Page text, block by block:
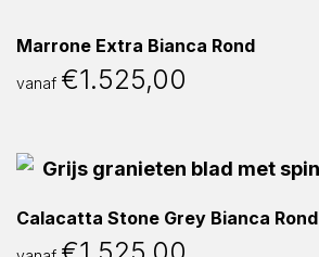
Marrone Extra Bianca Rond
vanaf €1.525,00
Calacatta Stone Grey Bianca Rond